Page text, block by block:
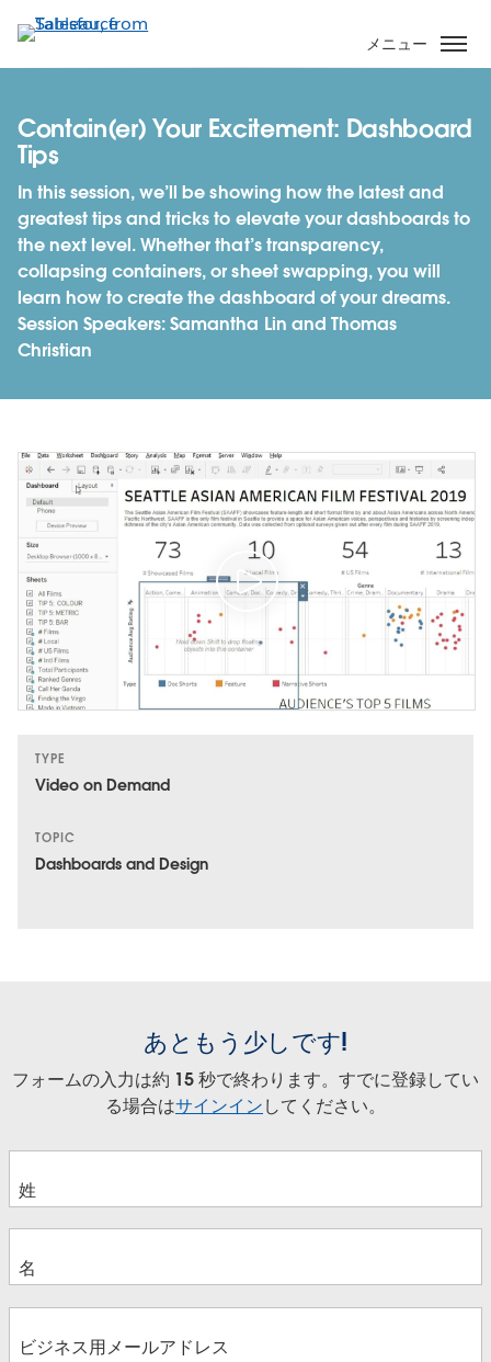
イ
ン
テ
に
移
動
メニュー
Contain(er) Your Excitement: Dashboard
Tips
In this session, we’ll be showing how the latest and
greatest tips and tricks to elevate your dashboards to
the next level. Whether that’s transparency,
collapsing containers, or sheet swapping, you will
learn how to create the dashboard of your dreams.
Session Speakers: Samantha Lin and Thomas
Christian
TYPE
Video on Demand
TOPIC
Dashboards and Design
あともう少しです!
フォームの入力は約 15 秒で終わります。すでに登録してい
る場合はサインインしてください。